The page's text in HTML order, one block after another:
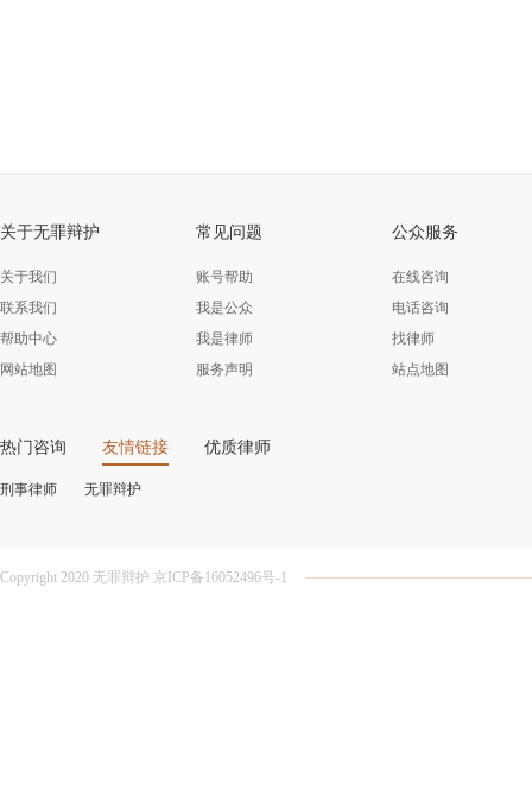
关于无罪辩护
关于我们
联系我们
帮助中心
网站地图
常见问题
账号帮助
我是公众
我是律师
服务声明
公众服务
在线咨询
电话咨询
找律师
站点地图
热门咨询 友情链接 优质律师
刑事律师 无罪辩护
Copyright 2020 无罪辩护 京ICP备16052496号-1